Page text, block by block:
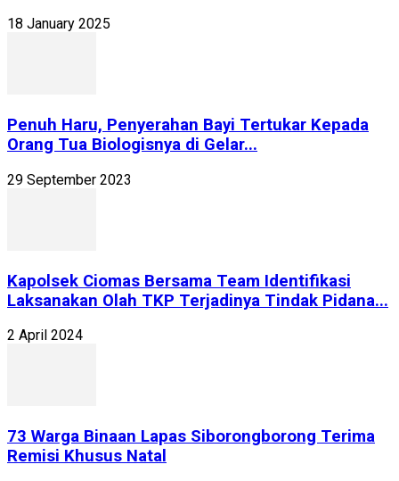
18 January 2025
Penuh Haru, Penyerahan Bayi Tertukar Kepada
Orang Tua Biologisnya di Gelar...
29 September 2023
Kapolsek Ciomas Bersama Team Identifikasi
Laksanakan Olah TKP Terjadinya Tindak Pidana...
2 April 2024
73 Warga Binaan Lapas Siborongborong Terima
Remisi Khusus Natal